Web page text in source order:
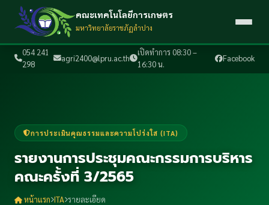
054 241
298
agri2400@lpru.ac.th
เปิดทำการ 08:30 –
16:30 น.
Facebook
คณะเทคโนโลยีการเกษตร
มหาวิทยาลัยราชภัฏลำปาง
การประเมินคุณธรรมและความโปร่งใส (ITA)
รายงานการประชุมคณะกรรมการบริหาร
คณะครั้งที่ 3/2565
หน้าแรก ITA รายละเอียด